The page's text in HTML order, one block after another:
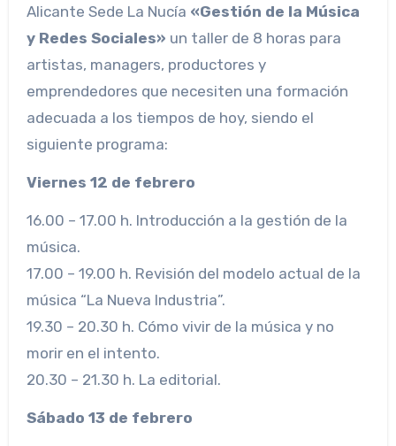
Alicante Sede La Nucía «Gestión de la Música
y Redes Sociales» un taller de 8 horas para
artistas, managers, productores y
emprendedores que necesiten una formación
adecuada a los tiempos de hoy, siendo el
siguiente programa:
Viernes 12 de febrero
16.00 – 17.00 h. Introducción a la gestión de la
música.
17.00 – 19.00 h. Revisión del modelo actual de la
música “La Nueva Industria”.
19.30 – 20.30 h. Cómo vivir de la música y no
morir en el intento.
20.30 – 21.30 h. La editorial.
Sábado 13 de febrero